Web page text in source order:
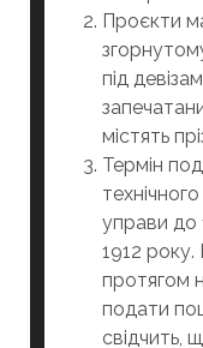
Проєкти
під
містять
Термін
технічного
управи до
1912 року.
протягом
подати
свідчить,